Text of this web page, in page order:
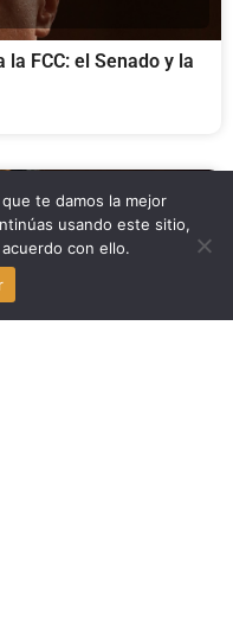
FCC: el Senado y la
Cook en la Reserva
te damos la mejor
usando este sitio,
con ello.